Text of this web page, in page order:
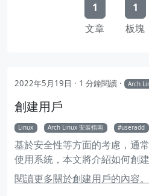
1
文章
1
板塊
2022年5月19日 1 分鐘閱讀 Arch
創建用戶
Linux Arch Linux 安裝指南 useradd
基於安全性等方面的考慮，通
使用系統，本文將介紹如何創
閱讀更多關於創建用戶的內容。